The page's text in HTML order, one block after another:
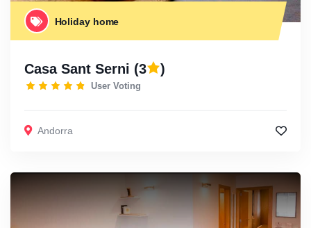
Holiday home
Casa Sant Serni (3 )
User Voting
Andorra